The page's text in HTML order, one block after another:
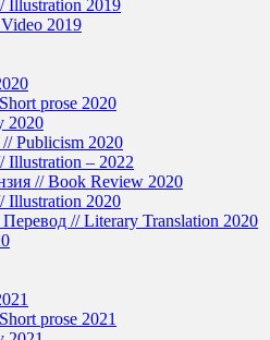
Illustration 2019
2019
prose 2020
2020
Publicism 2020
– 2022
// Book Review 2020
Illustration 2020
// Literary Translation 2020
prose 2021